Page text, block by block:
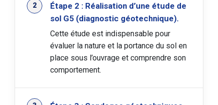
Étape 2 : Réalisation d’une étude de
sol G5 (diagnostic géotechnique).
Cette étude est indispensable pour
évaluer la nature et la portance du sol en
place sous l’ouvrage et comprendre son
comportement.